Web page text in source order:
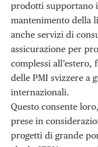
prodotti supportano
mantenimento della
anche servizi di
assicurazione per
complessi all’estero,
delle PMI svizzere a
internazionali.
Questo consente
prese in
progetti di grande